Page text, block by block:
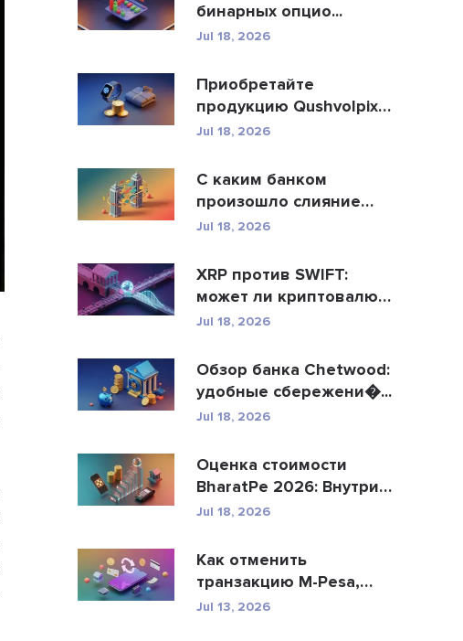
бинарных опцио...
Jul 18, 2026
Приобретайте
продукцию Qushvolpix
за кри...
Jul 18, 2026
С каким банком
произошло слияние
Allah...
Jul 18, 2026
XRP против SWIFT:
может ли криптовалюта
R...
Jul 18, 2026
Обзор банка Chetwood:
удобные сбережени�...
Jul 18, 2026
Оценка стоимости
BharatPe 2026: Внутри
фин...
Jul 18, 2026
Как отменить
транзакцию M-Pesa,
отправ�...
Jul 13, 2026